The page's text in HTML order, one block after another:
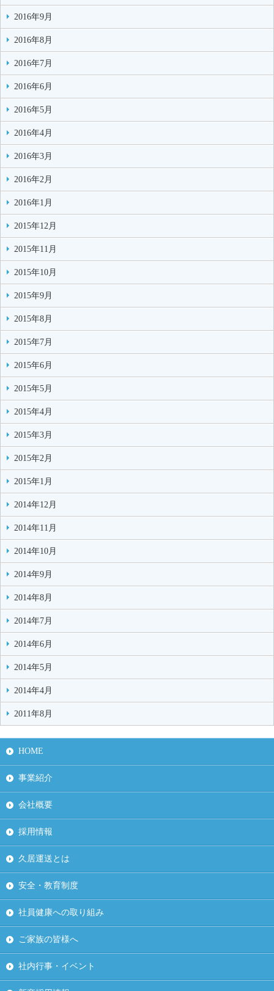
2016年9月
2016年8月
2016年7月
2016年6月
2016年5月
2016年4月
2016年3月
2016年2月
2016年1月
2015年12月
2015年11月
2015年10月
2015年9月
2015年8月
2015年7月
2015年6月
2015年5月
2015年4月
2015年3月
2015年2月
2015年1月
2014年12月
2014年11月
2014年10月
2014年9月
2014年8月
2014年7月
2014年6月
2014年5月
2014年4月
2011年8月
HOME
事業紹介
会社概要
採用情報
久居運送とは
安全・教育制度
社員健康への取り組み
ご家族の皆様へ
社内行事・イベント